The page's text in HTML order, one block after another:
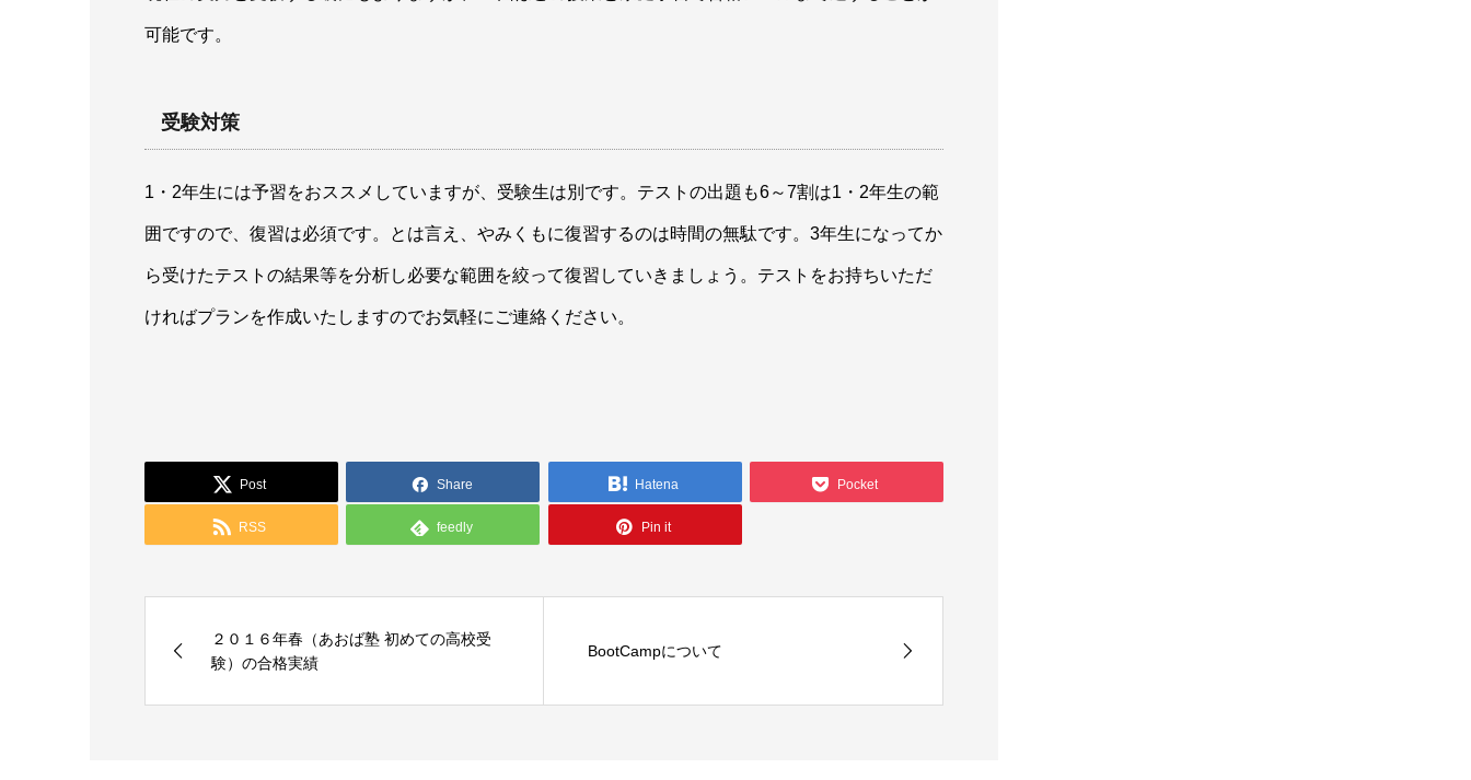
可能です。
受験対策
1・2年生には予習をおススメしていますが、受験生は別です。テストの出題も6～7割は1・2年生の範
囲ですので、復習は必須です。とは言え、やみくもに復習するのは時間の無駄です。3年生になってか
ら受けたテストの結果等を分析し必要な範囲を絞って復習していきましょう。テストをお持ちいただ
ければプランを作成いたしますのでお気軽にご連絡ください。
Post Share Hatena Pocket
RSS feedly Pin it
２０１６年春（あおば塾 初めての高校受
験）の合格実績
BootCampについて